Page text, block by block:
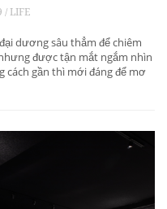
/ LIFE
dương sâu thẳm để chiêm
được tận mắt ngắm nhìn
gần thì mới đáng để mơ